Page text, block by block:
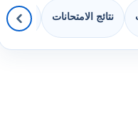
نتائج الامتحانات